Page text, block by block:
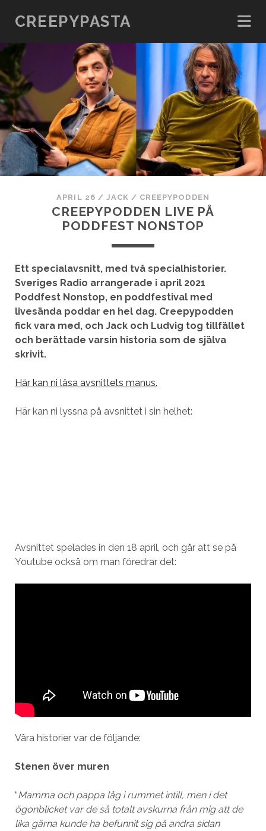
CREEPYPASTA
APRIL 26 / JACK / CREEPYPODDEN
CREEPYPODDEN LIVE PÅ
PODDFEST NONSTOP
Ett specialavsnitt, med två specialhistorier.
Sveriges Radio arrangerade i april 2021
Poddfest Nonstop, en poddfestival med
livesända poddar en hel dag. Creepypodden
fick vara med, och Jack och Ludvig tog tillfället
och berättade varsin historia som de själva
skrivit.
Här kan ni läsa avsnittets manus.
Här kan ni lyssna på avsnittet i sin helhet:
Avsnittet spelades in den 18 april, och går att se på
Youtube också om man föredrar det:
Våra historier var de följande:
Stenen över muren
“Mamma och pappa låg i rummet intill, men i det
ögonblicket var de så totalt avskurna från mig att de
lika gärna kunde ha befunnit sig på andra sidan